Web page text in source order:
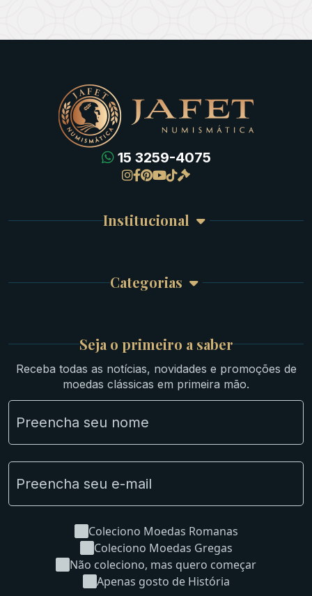
15 3259-4075
Institucional
Meus Pedidos
Carrinho de Compra
Atendimento
Categorias
Gregas
Byzantinas
Bíblicas
Ouro
Ibéricas
Lotes Grandes
Material Numismático
NGC e NNC Encapsuladas
Novidades
Seja o primeiro a saber
Receba todas as notícias, novidades e promoções de
moedas clássicas em primeira mão.
Coleciono Moedas Romanas
Coleciono Moedas Gregas
Não coleciono, mas quero começar
Apenas gosto de História